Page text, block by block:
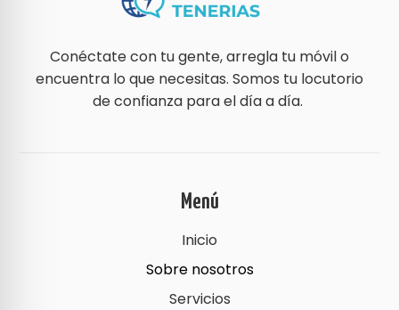
Conéctate con tu gente, arregla tu móvil o
encuentra lo que necesitas. Somos tu locutorio
de confianza para el día a día.
Menú
Inicio
Sobre nosotros
Servicios